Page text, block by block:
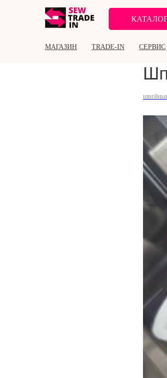
МАГАЗИН TRADE-IN СЕРВИС